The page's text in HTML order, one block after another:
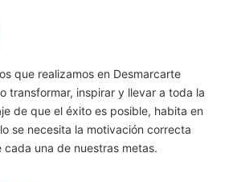
que realizamos en Desmarcarte
transformar, inspirar y llevar a toda la
de que el éxito es posible, habita en
se necesita la motivación correcta
cada una de nuestras metas.